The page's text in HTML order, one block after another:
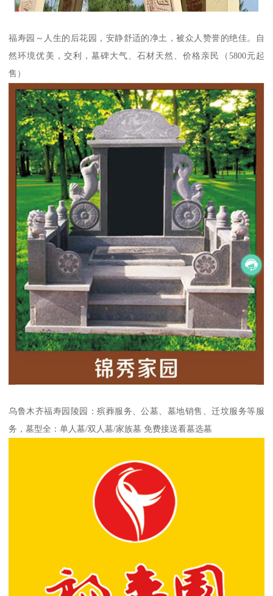
福寿园～人生的后花园，安静舒适的净土，被众人赞誉的绝佳。自
然环境优美，交利，墓碑大气、石材天然、价格亲民（5800元起
售）
乌鲁木齐福寿园陵园：殡葬服务、公墓、墓地销售、迁坟服务等服
务，墓型全：单人墓/双人墓/家族墓 免费接送看墓选墓